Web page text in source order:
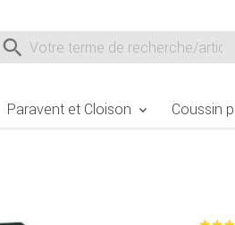
Suche nach
Paravent et Cloison Coussin